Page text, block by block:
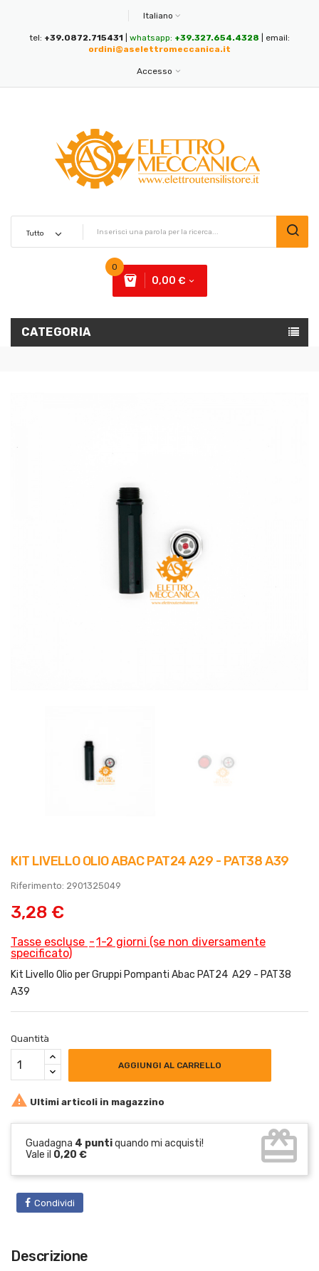
Italiano
tel: +39.0872.715431 whatsapp: +39.327.654.4328 | email:
ordini@aselettromeccanica.it
Accesso
0
0,00 €
CATEGORIA
KIT LIVELLO OLIO ABAC PAT24 A29 - PAT38 A39
Riferimento: 2901325049
3,28 €
Tasse escluse
1-2 giorni (se non diversamente
specificato)
Kit Livello Olio per Gruppi Pompanti Abac PAT24 A29 - PAT38
A39
Quantità
AGGIUNGI AL CARRELLO
 Ultimi articoli in magazzino
Guadagna 4 puntiquando mi acquisti!
Vale il 0,20 € card_giftcard
Condividi
Descrizione